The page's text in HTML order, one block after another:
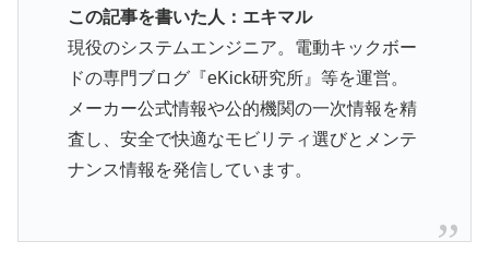
この記事を書いた人：エキマル
現役のシステムエンジニア。電動キックボー
ドの専門ブログ『eKick研究所』等を運営。
メーカー公式情報や公的機関の一次情報を精
査し、安全で快適なモビリティ選びとメンテ
ナンス情報を発信しています。